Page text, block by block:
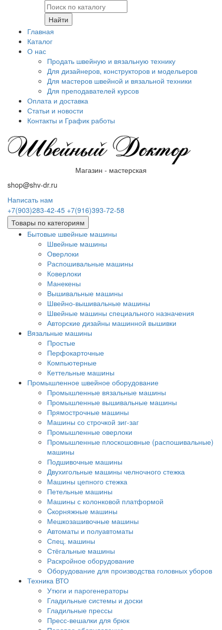
Найти
Главная
Каталог
О нас
Продать швейную и вязальную технику
Для дизайнеров, конструкторов и модельеров
Для мастеров швейной и вязальной техники
Для преподавателей курсов
Оплата и доставка
Статьи и новости
Контакты и График работы
Магазин - мастерская
shop@shv-dr.ru
Написать нам
+7(903)283-42-45 +7(916)393-72-58
Товары по категориям
Бытовые швейные машины
Швейные машины
Оверлоки
Распошивальные машины
Коверлоки
Манекены
Вышивальные машины
Швейно-вышивальные машины
Швейные машины специального назначения
Авторские дизайны машинной вышивки
Вязальные машины
Простые
Перфокарточные
Компьютерные
Кеттельные машины
Промышленное швейное оборудование
Промышленные вязальные машины
Промышленные вышивальные машины
Прямострочные машины
Машины со строчкой зиг-заг
Промышленные оверлоки
Промышленные плоскошовные (распошивальные)
машины
Подшивочные машины
Двухигольные машины челночного стежка
Машины цепного стежка
Петельные машины
Машины с колонковой платформой
Cкорняжные машины
Мешкозашивочные машины
Автоматы и полуавтоматы
Спец. машины
Стёгальные машины
Раскройное оборудование
Оборудование для производства головных уборов
Техника ВТО
Утюги и парогенераторы
Гладильные системы и доски
Гладильные прессы
Пресс-вешалки для брюк